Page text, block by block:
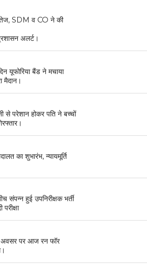
तेज, SDM व CO ने की
अलर्ट।
यूफोरिया बैंड ने मचाया
मैदान।
से परेशान होकर पति ने बच्चों
का शुभारंभ, न्यायमूर्ति
संपन्न हुई उपनिरीक्षक भर्ती
अवसर पर आज रन फॉर